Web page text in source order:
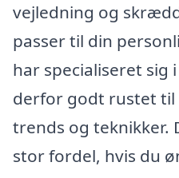
vejledning og
passer til din
har specialiseret
derfor godt rustet til
trends og teknikker.
stor fordel, hvis du